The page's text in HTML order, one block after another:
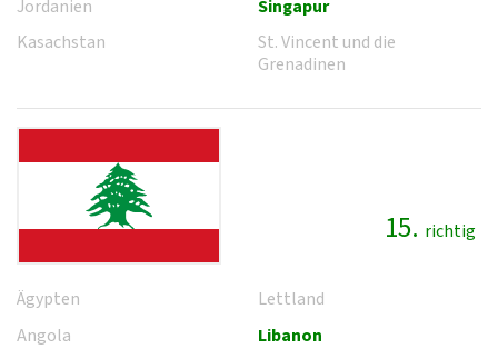
Jordanien
Kasachstan
Singapur
St. Vincent und die
Grenadinen
15. richtig
Ägypten
Angola
Lettland
Libanon